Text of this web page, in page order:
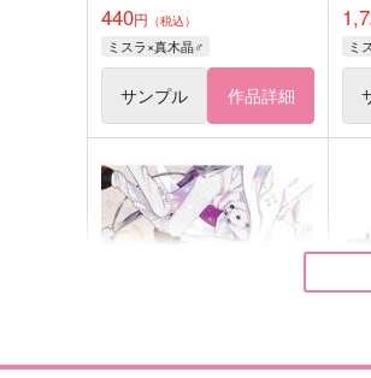
440円 （税込）
ミスラ×真木晶♂
サンプル 作品詳細
ミ